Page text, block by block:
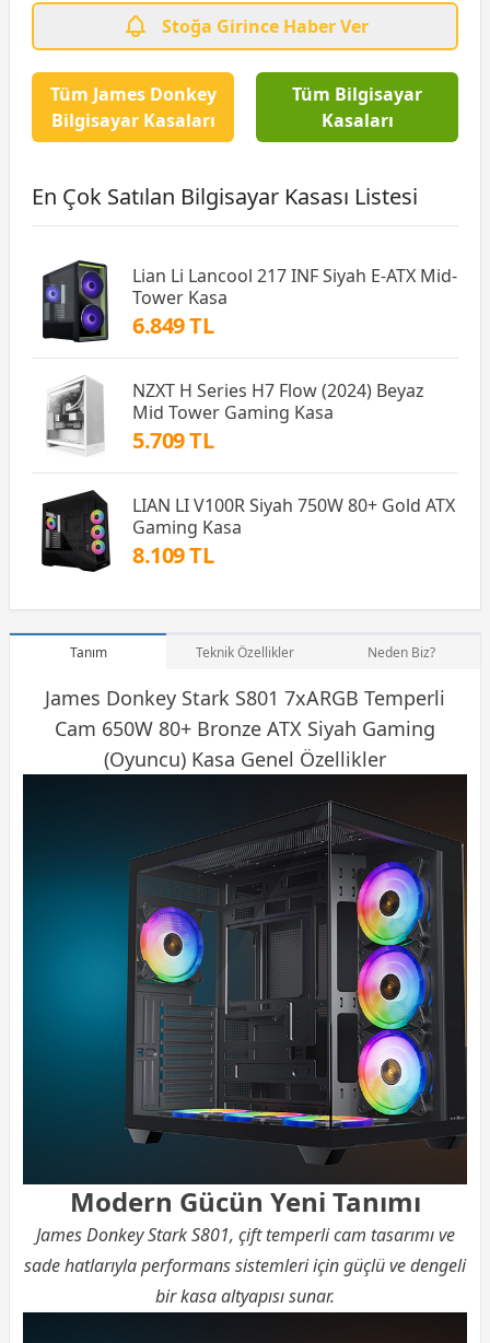
Stoğa Girince Haber Ver
Tüm James Donkey
Bilgisayar Kasaları
Tüm Bilgisayar
Kasaları
En Çok Satılan Bilgisayar Kasası Listesi
Lian Li Lancool 217 INF Siyah E-ATX Mid-
Tower Kasa
6.849 TL
NZXT H Series H7 Flow (2024) Beyaz
Mid Tower Gaming Kasa
5.709 TL
LIAN LI V100R Siyah 750W 80+ Gold ATX
Gaming Kasa
8.109 TL
Tanım Teknik Özellikler Neden Biz?
James Donkey Stark S801 7xARGB Temperli
Cam 650W 80+ Bronze ATX Siyah Gaming
(Oyuncu) Kasa Genel Özellikler
Modern Gücün Yeni Tanımı
James Donkey Stark S801, çift temperli cam tasarımı ve
sade hatlarıyla performans sistemleri için güçlü ve dengeli
bir kasa altyapısı sunar.